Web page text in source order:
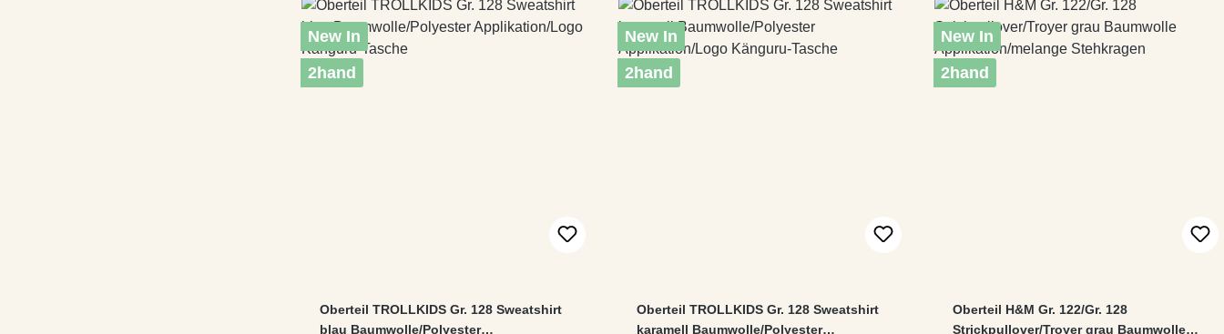
New In
2hand
Oberteil TROLLKIDS Gr. 128 Sweatshirt
blau Baumwolle/Polyester
New In
2hand
Oberteil TROLLKIDS Gr. 128 Sweatshirt
karamell Baumwolle/Polyester
New In
2hand
Oberteil H&M Gr. 122/Gr. 128
Strickpullover/Troyer grau Baumwolle